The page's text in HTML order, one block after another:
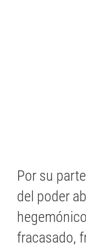
Por su
del poder
fracasado,